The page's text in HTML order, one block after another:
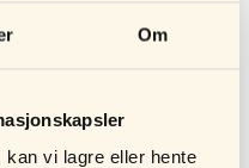
Om
vi lagre eller hente